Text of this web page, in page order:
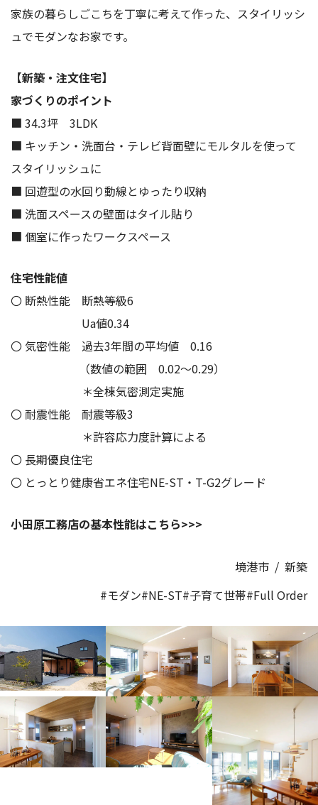
家族の暮らしごこちを丁寧に考えて作った、スタイリッシ
ュでモダンなお家です。
【新築・注文住宅】
家づくりのポイント
■ 34.3坪 3LDK
■ キッチン・洗面台・テレビ背面壁にモルタルを使って
スタイリッシュに
■ 回遊型の水回り動線とゆったり収納
■ 洗面スペースの壁面はタイル貼り
■ 個室に作ったワークスペース
住宅性能値
〇 断熱性能 断熱等級6
Ua値0.34
〇 気密性能 過去3年間の平均値 0.16
（数値の範囲 0.02～0.29）
＊全棟気密測定実施
〇 耐震性能 耐震等級3
＊許容応力度計算による
〇 長期優良住宅
〇 とっとり健康省エネ住宅NE-ST・T-G2グレード
小田原工務店の基本性能はこちら>>>
境港市 / 新築
#モダン#NE-ST#子育て世帯#Full Order